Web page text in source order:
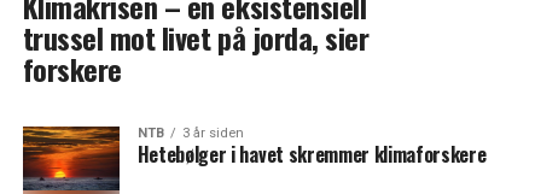
trussel mot livet på jorda, sier
forskere
NTB 3 år siden
Hetebølger i havet skremmer klimaforskere